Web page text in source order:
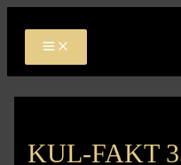
Skip
KUL-FAKT
Bejegyzés